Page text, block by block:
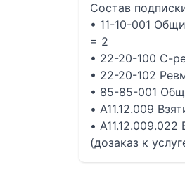
Состав
• 11-10-001
= 2
• 22-20-100 С-
• 22-20-102
• 85-85-001
• A11.12.009
•
(дозаказ к